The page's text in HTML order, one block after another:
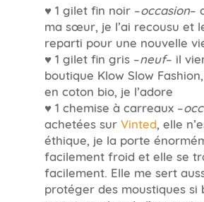
♥ 1 gilet fin noir –occasion–
ma sœur, je l’ai recousu et
reparti pour une nouvelle
♥ 1 gilet fin gris –neuf– il
boutique Klow Slow
en coton bio, je l’adore
♥ 1 chemise à carreaux –
achetées sur Vinted, elle
éthique, je la porte
facilement froid et elle se
facilement. Elle me sert
protéger des moustiques si